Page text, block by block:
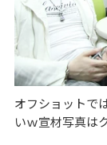
オフショットで
いｗ宣材写真は